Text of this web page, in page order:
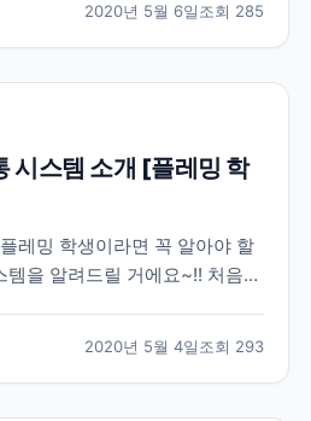
방문을 앞두고 계신 분들이나
곳, 현지에 계셔 하루하루...
2020년 5월 6일조회 285
시스템 소개 [플레밍 학
레밍 학생이라면 꼭 알아야 할
템을 알려드릴 거에요~!! 처음
했는데 버스 시스템이 다르다는
억이 나네요 ㅎㅎ 하지만...
2020년 5월 4일조회 293